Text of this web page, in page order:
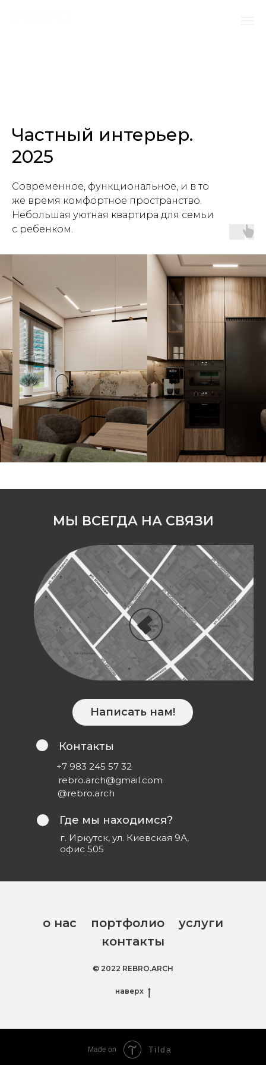
Частный интерьер.
2025
Современное, функциональное, и в то
же время комфортное пространство.
Небольшая уютная квартира для семьи
с ребенком.
МЫ ВСЕГДА НА СВЯЗИ
+7 983 245 57 32
rebro.arch@gmail.com
@rebro.arch
г. Иркутск, ул. Киевская 9А,
офис 505
Где мы находимся?
Контакты
Написать нам!
о нас портфолио
услуги
контакты
© 2022 REBRO.ARCH
наверх
Made on Tilda